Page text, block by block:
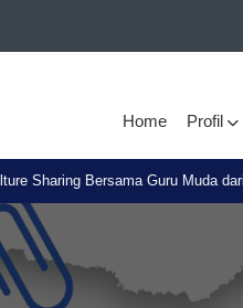
Home Profil
Sharing Bersama Guru Muda dari